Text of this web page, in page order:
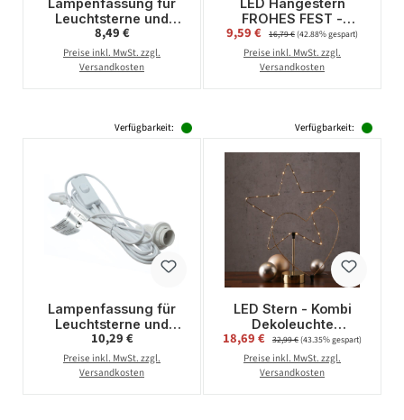
Leuchtsterne und
Hängeartikel - Länge
ca. 5 m - E14 Fassung
- weiß
Regulärer Preis:
8,49 €
Preise inkl. MwSt. zzgl.
Versandkosten
FROHES FEST -
Metallstern - 5-zackig
- D: 27cm - 20 LED -
Batteriebetrieb -
Verkaufspreis:
9,59 € Regulärer Preis:
16,79 €(42.88% gespart)
Preise inkl. MwSt. zzgl.
Versandkosten
Verfügbarkeit:
Lampenfassung für
Leuchtsterne und
Hängeartikel - Länge
ca. 5m - E14 Fassung -
mit Schalter
Regulärer Preis:
10,29 €
Preise inkl. MwSt. zzgl.
Versandkosten
Verfügbarkeit:
LED Stern - Kombi
Dekoleuchte
Herz/Stern -
wechselbarer Aufsatz
- H:50cm - Batterie -
Verkaufspreis:
18,69 € Regulärer Preis:
32,99 €(43.35% gespart)
Preise inkl. MwSt. zzgl.
Versandkosten